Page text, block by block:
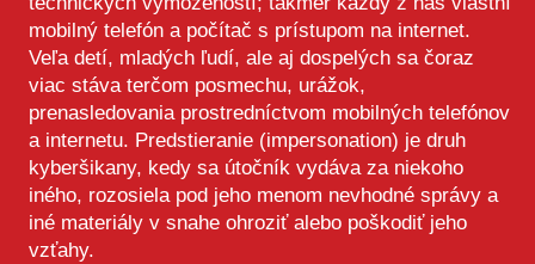
mobilný telefón a počítač s prístupom na internet.
Veľa detí, mladých ľudí, ale aj dospelých sa čoraz
viac stáva terčom posmechu, urážok,
prenasledovania prostredníctvom mobilných telefónov
a internetu. Predstieranie (impersonation) je druh
kyberšikany, kedy sa útočník vydáva za niekoho
iného, rozosiela pod jeho menom nevhodné správy a
iné materiály v snahe ohroziť alebo poškodiť jeho
vzťahy.